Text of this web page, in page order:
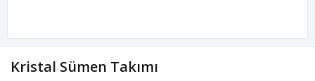
Kristal Sümen Takımı